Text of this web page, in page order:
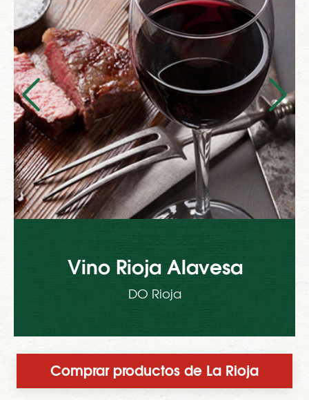
Vino Rioja Alavesa
DO Rioja
Comprar productos de La Rioja